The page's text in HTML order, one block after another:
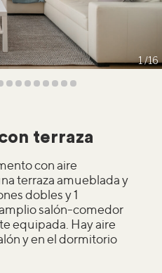
1 16
terraza
con aire
terraza amueblada y
dobles y 1
salón-comedor
equipada. Hay aire
y en el dormitorio